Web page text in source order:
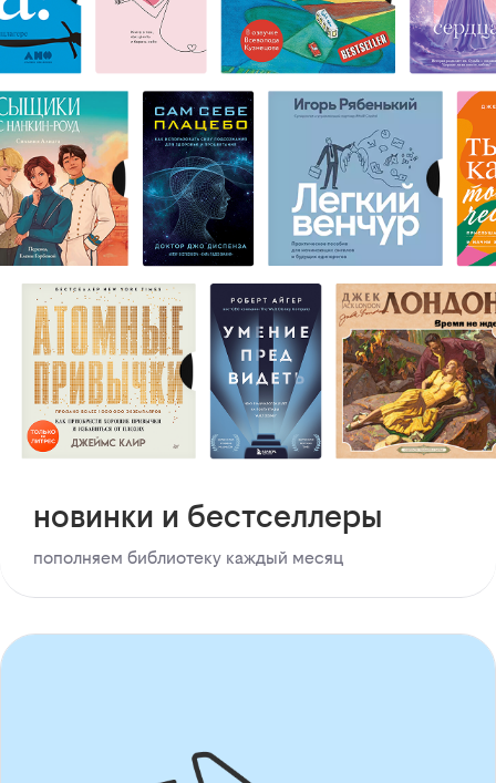
новинки и бестселлеры
пополняем библиотеку каждый месяц